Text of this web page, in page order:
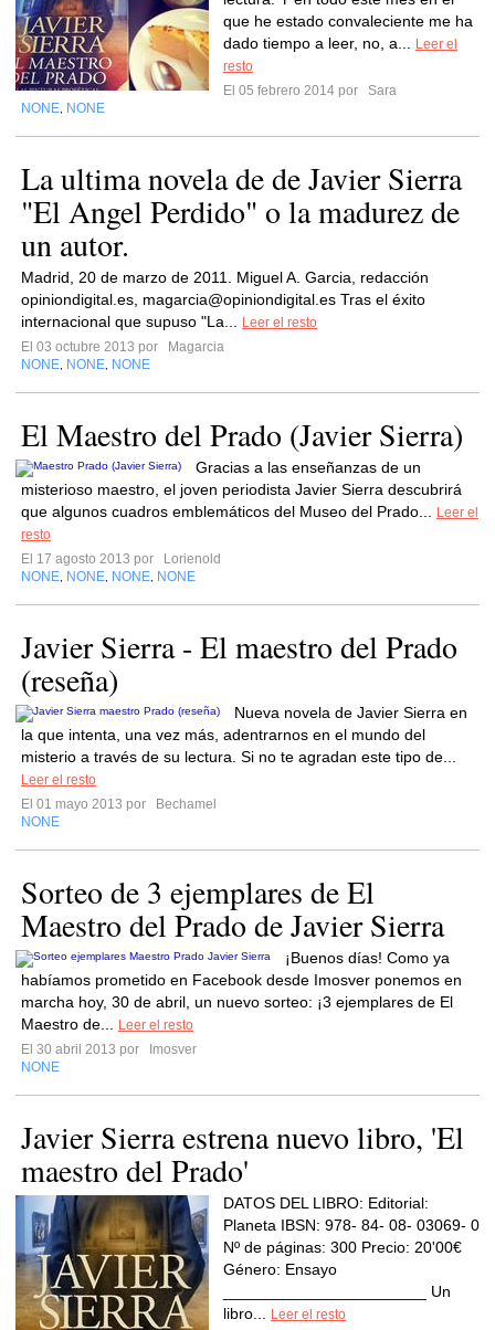
que he estado convaleciente me ha
dado tiempo a leer, no, a...
Leer el
resto
El 05 febrero 2014 por
Sara
NONE NONE
La ultima novela de de Javier Sierra
"El Angel Perdido" o la madurez de
un autor.
Madrid, 20 de marzo de 2011. Miguel A. Garcia, redacción
opiniondigital.es, magarcia@opiniondigital.es Tras el éxito
internacional que supuso "La...
Leer el resto
El 03 octubre 2013 por
Magarcia
NONE NONE NONE
El Maestro del Prado (Javier Sierra)
Gracias a las enseñanzas de un
misterioso maestro, el joven periodista Javier Sierra descubrirá
que algunos cuadros emblemáticos del Museo del Prado...
Leer el
resto
El 17 agosto 2013 por
Lorienold
NONE NONE NONE NONE
Javier Sierra - El maestro del Prado
(reseña)
Nueva novela de Javier Sierra en
la que intenta, una vez más, adentrarnos en el mundo del
misterio a través de su lectura. Si no te agradan este tipo de...
Leer el resto
El 01 mayo 2013 por
Bechamel
NONE
Sorteo de 3 ejemplares de El
Maestro del Prado de Javier Sierra
¡Buenos días! Como ya
habíamos prometido en Facebook desde Imosver ponemos en
marcha hoy, 30 de abril, un nuevo sorteo: ¡3 ejemplares de El
Maestro de...
Leer el resto
El 30 abril 2013 por
Imosver
NONE
Javier Sierra estrena nuevo libro, 'El
maestro del Prado'
DATOS DEL LIBRO: Editorial:
Planeta IBSN: 978- 84- 08- 03069- 0
Nº de páginas: 300 Precio: 20'00€
Género: Ensayo
_______________________ Un
libro...
Leer el resto